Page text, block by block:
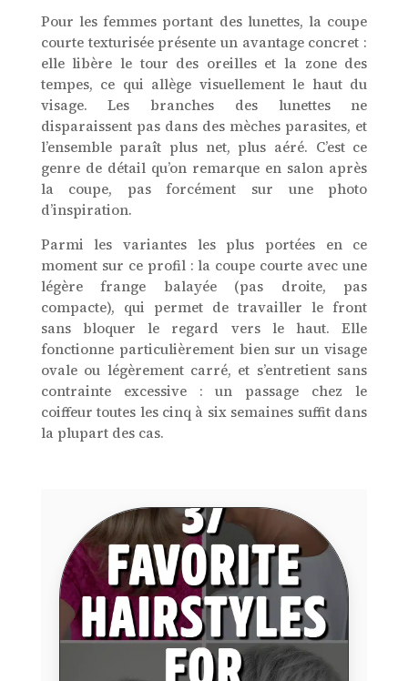
Pour les femmes portant des lunettes, la coupe
courte texturisée présente un avantage concret :
elle libère le tour des oreilles et la zone des
tempes, ce qui allège visuellement le haut du
visage. Les branches des lunettes ne
disparaissent pas dans des mèches parasites, et
l’ensemble paraît plus net, plus aéré. C’est ce
genre de détail qu’on remarque en salon après
la coupe, pas forcément sur une photo
d’inspiration.
Parmi les variantes les plus portées en ce
moment sur ce profil : la coupe courte avec une
légère frange balayée (pas droite, pas
compacte), qui permet de travailler le front
sans bloquer le regard vers le haut. Elle
fonctionne particulièrement bien sur un visage
ovale ou légèrement carré, et s’entretient sans
contrainte excessive : un passage chez le
coiffeur toutes les cinq à six semaines suffit dans
la plupart des cas.